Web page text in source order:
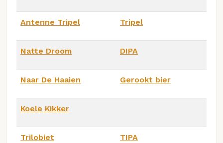
Antenne Tripel Tripel
Natte Droom DIPA
Naar De Haaien Gerookt bier
Koele Kikker
Trilobiet TIPA